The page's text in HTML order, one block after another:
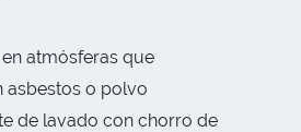
atmósferas que
asbestos o polvo
de lavado con chorro de